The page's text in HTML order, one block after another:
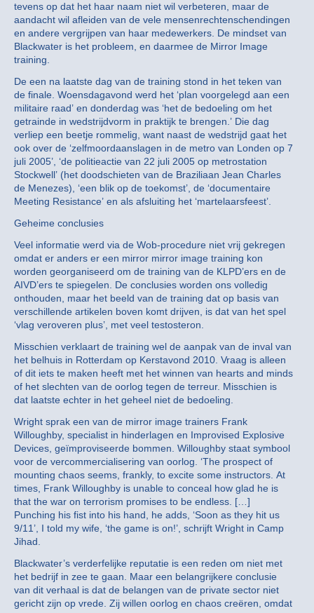
tevens op dat het haar naam niet wil verbeteren, maar de
aandacht wil afleiden van de vele mensenrechtenschendingen
en andere vergrijpen van haar medewerkers. De mindset van
Blackwater is het probleem, en daarmee de Mirror Image
training.
De een na laatste dag van de training stond in het teken van
de finale. Woensdagavond werd het ‘plan voorgelegd aan een
militaire raad’ en donderdag was ‘het de bedoeling om het
getrainde in wedstrijdvorm in praktijk te brengen.’ Die dag
verliep een beetje rommelig, want naast de wedstrijd gaat het
ook over de ‘zelfmoordaanslagen in de metro van Londen op 7
juli 2005’, ‘de politieactie van 22 juli 2005 op metrostation
Stockwell’ (het doodschieten van de Braziliaan Jean Charles
de Menezes), ‘een blik op de toekomst’, de ‘documentaire
Meeting Resistance’ en als afsluiting het ‘martelaarsfeest’.
Geheime conclusies
Veel informatie werd via de Wob-procedure niet vrij gekregen
omdat er anders er een mirror mirror image training kon
worden georganiseerd om de training van de KLPD’ers en de
AIVD’ers te spiegelen. De conclusies worden ons volledig
onthouden, maar het beeld van de training dat op basis van
verschillende artikelen boven komt drijven, is dat van het spel
‘vlag veroveren plus’, met veel testosteron.
Misschien verklaart de training wel de aanpak van de inval van
het belhuis in Rotterdam op Kerstavond 2010. Vraag is alleen
of dit iets te maken heeft met het winnen van hearts and minds
of het slechten van de oorlog tegen de terreur. Misschien is
dat laatste echter in het geheel niet de bedoeling.
Wright sprak een van de mirror image trainers Frank
Willoughby, specialist in hinderlagen en Improvised Explosive
Devices, geïmproviseerde bommen. Willoughby staat symbool
voor de vercommercialisering van oorlog. ‘The prospect of
mounting chaos seems, frankly, to excite some instructors. At
times, Frank Willoughby is unable to conceal how glad he is
that the war on terrorism promises to be endless. […]
Punching his fist into his hand, he adds, ‘Soon as they hit us
9/11’, I told my wife, ‘the game is on!’, schrijft Wright in Camp
Jihad.
Blackwater’s verderfelijke reputatie is een reden om niet met
het bedrijf in zee te gaan. Maar een belangrijkere conclusie
van dit verhaal is dat de belangen van de private sector niet
gericht zijn op vrede. Zij willen oorlog en chaos creëren, omdat